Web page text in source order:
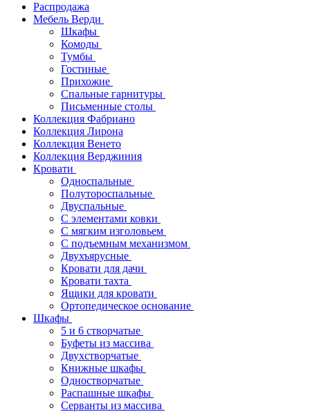
Распродажа
Мебель Верди
Шкафы
Комоды
Тумбы
Гостиные
Прихожие
Спальные гарнитуры
Письменные столы
Коллекция Фабриано
Коллекция Лирона
Коллекция Венето
Коллекция Верджиния
Кровати
Односпальные
Полутороспальные
Двуспальные
С элементами ковки
С мягким изголовьем
С подъемным механизмом
Двухъярусные
Кровати для дачи
Кровати тахта
Ящики для кровати
Ортопедическое основание
Шкафы
5 и 6 створчатые
Буфеты из массива
Двухстворчатые
Книжные шкафы
Одностворчатые
Распашные шкафы
Серванты из массива